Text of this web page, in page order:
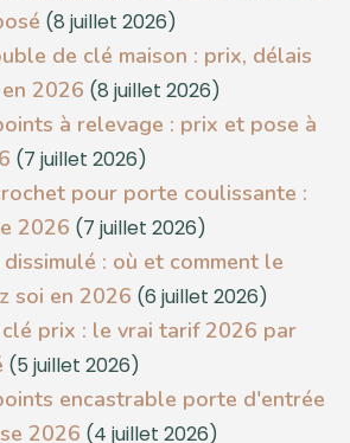
(8 juillet 2026)
de clé maison : prix, délais
2026 (8 juillet 2026)
à relevage : prix et pose à
(7 juillet 2026)
pour porte coulissante :
2026 (7 juillet 2026)
: où et comment le
soi en 2026 (6 juillet 2026)
prix : le vrai tarif 2026 par
(5 juillet 2026)
encastrable porte d'entrée
2026 (4 juillet 2026)